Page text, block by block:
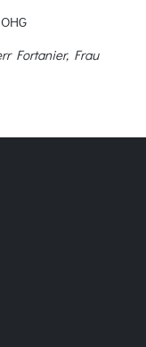
Fortanier, Frau